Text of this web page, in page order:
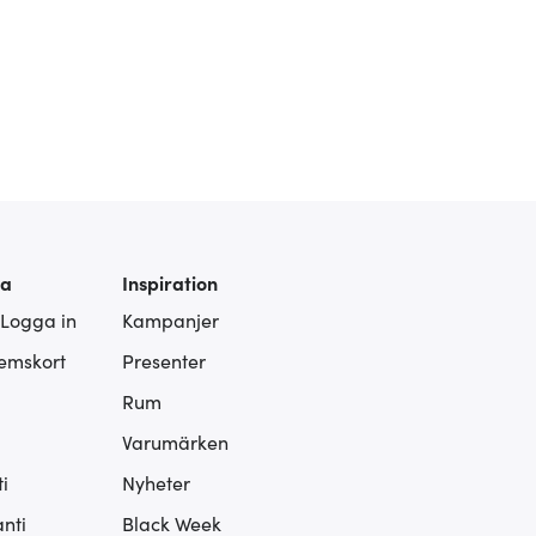
in
Inspiration
Kampanjer
Presenter
Rum
Varumärken
Nyheter
Black Week